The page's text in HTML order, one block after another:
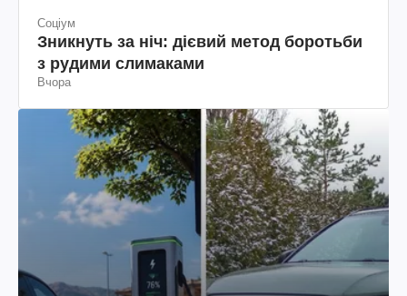
Соціум
Зникнуть за ніч: дієвий метод боротьби
з рудими слимаками
Вчора